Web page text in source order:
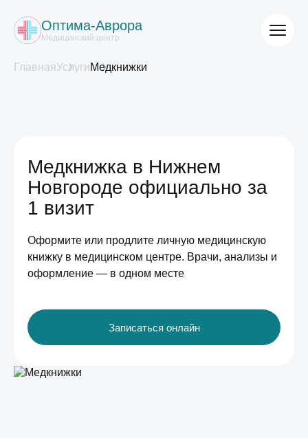
Оптима-Аврора
Медицинский центр
ГлавнаяУслугиМедкнижки
Медкнижка в Нижнем
Новгороде официально за
1 визит
Оформите или продлите личную медицинскую
книжку в медицинском центре. Врачи, анализы и
оформление — в одном месте
Записаться онлайн